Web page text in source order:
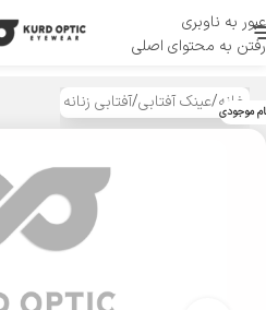
عبور به ناوبری
رفتن به محتوای اصلی
منو
خانه/عینک آفتابی/آفتابی زنانه موجودی